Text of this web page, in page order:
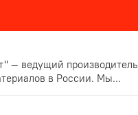
— ведущий производитель
в России. Мы...